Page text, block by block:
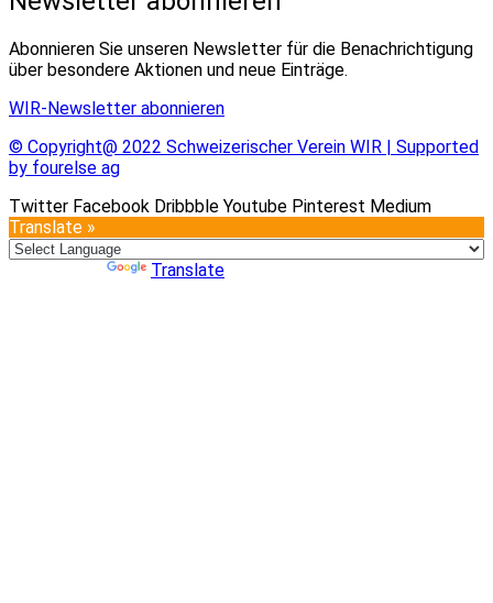
Abonnieren Sie unseren Newsletter für die Benachrichtigung
über besondere Aktionen und neue Einträge.
WIR-Newsletter abonnieren
© Copyright@ 2022 Schweizerischer Verein WIR | Supported
by fourelse ag
Twitter Facebook Dribbble Youtube Pinterest Medium
Translate »
Translate